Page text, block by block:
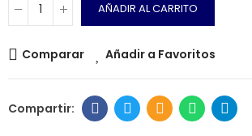
AÑADIR AL CARRITO
Comparar Añadir a Favoritos